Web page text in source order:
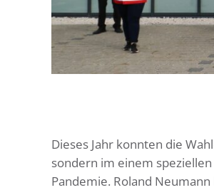
Dieses Jahr konnten die
sondern im einem
Pandemie. Roland